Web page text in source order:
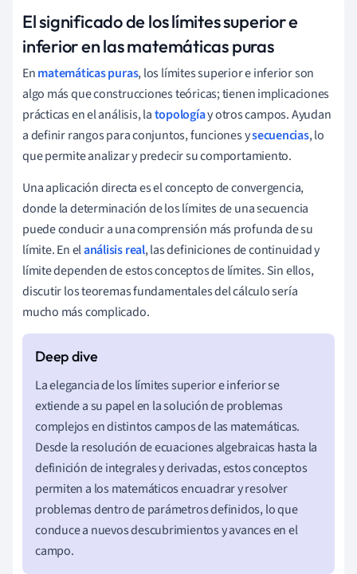
El significado de los límites superior e
inferior en las matemáticas puras
Enmatemáticas puras, los límites superior e inferior son
algo más que construcciones teóricas; tienen implicaciones
prácticas en el análisis, latopologíay otros campos. Ayudan
a definir rangos para conjuntos, funciones ysecuencias, lo
que permite analizar y predecir su comportamiento.
Una aplicación directa es el concepto de convergencia,
donde la determinación de los límites de una secuencia
puede conducir a una comprensión más profunda de su
límite. En elanálisis real, las definiciones de continuidad y
límite dependen de estos conceptos de límites. Sin ellos,
discutir los teoremas fundamentales del cálculo sería
mucho más complicado.
La elegancia de los límites superior e inferior se
extiende a su papel en la solución de problemas
complejos en distintos campos de las matemáticas.
Desde la resolución de ecuaciones algebraicas hasta la
definición de integrales y derivadas, estos conceptos
permiten a los matemáticos encuadrar y resolver
problemas dentro de parámetros definidos, lo que
conduce a nuevos descubrimientos y avances en el
campo.